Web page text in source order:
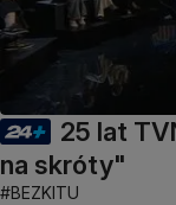
25 lat
na skróty"
#BEZKITU